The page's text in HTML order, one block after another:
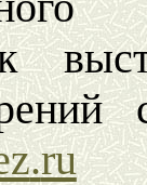
.ru